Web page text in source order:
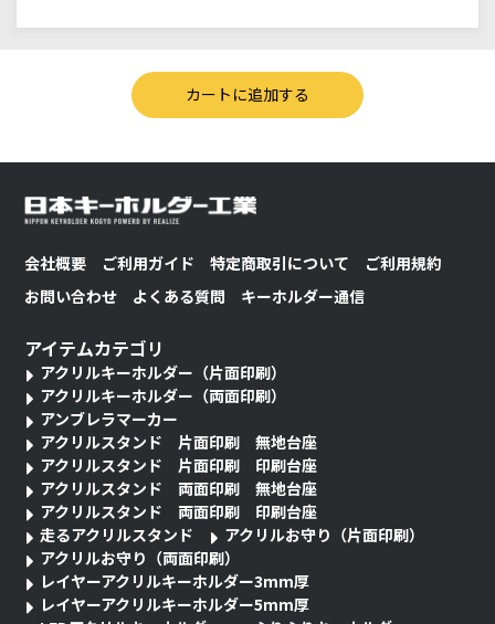
会社概要 ご利用ガイド 特定商取引について
ご利用規約
お問い合わせ
よくある質問 キーホルダー通信
アイテムカテゴリ
アクリルキーホルダー（片面印刷）
アクリルキーホルダー（両面印刷）
アンブレラマーカー
アクリルスタンド 片面印刷 無地台座
アクリルスタンド 片面印刷 印刷台座
アクリルスタンド 両面印刷 無地台座
アクリルスタンド 両面印刷 印刷台座
走るアクリルスタンド
アクリルお守り（片面印刷）
アクリルお守り（両面印刷）
レイヤーアクリルキーホルダー3mm厚
レイヤーアクリルキーホルダー5mm厚